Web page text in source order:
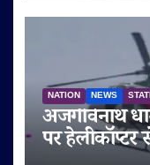
NATION NEWS
अजगैविनाथ
पर हेलीकॉप्टर